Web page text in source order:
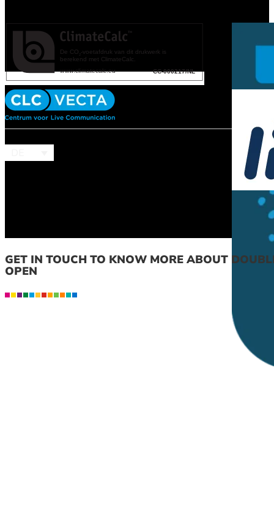
GET IN TOUCH TO KNOW MORE ABOUT
OPEN